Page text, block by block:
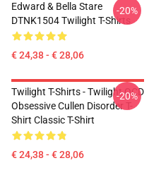
Edward & Bella Stare
DTNK1504 Twilight T-Shirts
€ 24,38 - € 28,06
-20%
Twilight T-Shirts - Twilight OCD
Obsessive Cullen Disorder T-
Shirt Classic T-Shirt
€ 24,38 - € 28,06
-20%